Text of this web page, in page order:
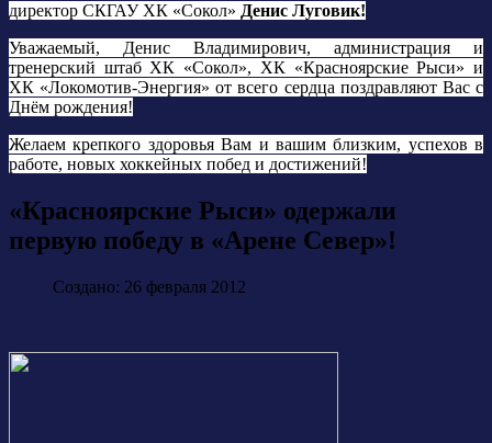
директор СКГАУ ХК «Сокол» Денис Луговик!
Уважаемый, Денис Владимирович, администрация и
тренерский штаб ХК «Сокол», ХК «Красноярские Рыси» и
ХК «Локомотив-Энергия» от всего сердца поздравляют Вас с
Днём рождения!
Желаем крепкого здоровья Вам и вашим близким, успехов в
работе, новых хоккейных побед и достижений!
«Красноярские Рыси» одержали
первую победу в «Арене Север»!
Создано: 26 февраля 2012